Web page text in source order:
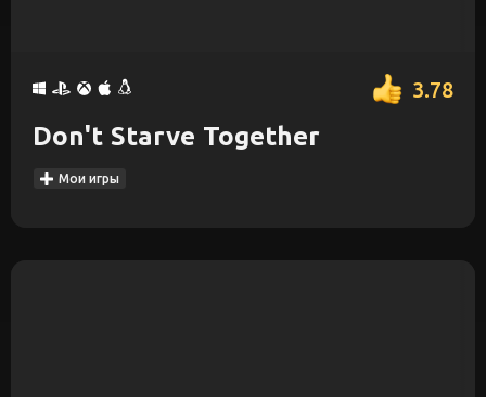
3.78
Don't Starve Together
Мои игры